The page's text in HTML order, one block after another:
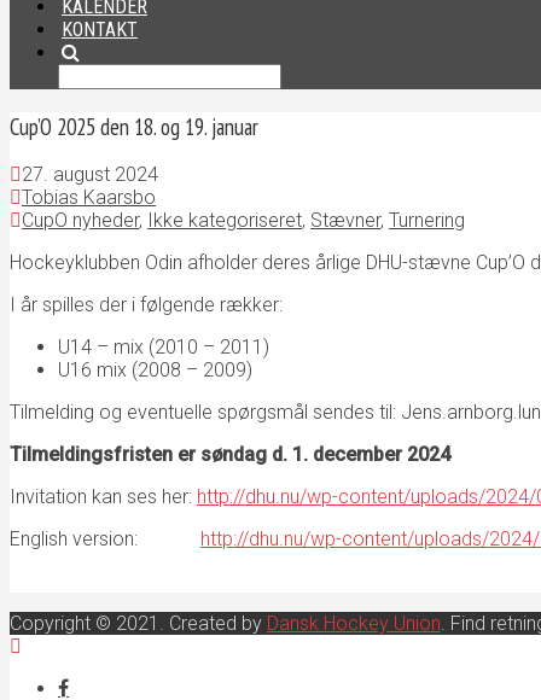
KALENDER
KONTAKT
Cup’O 2025 den 18. og 19. januar
27. august 2024
Tobias Kaarsbo
CupO nyheder, Ikke kategoriseret, Stævner, Turnering
Hockeyklubben Odin afholder deres årlige DHU-stævne
I år spilles der i følgende rækker:
U14 – mix (2010 – 2011)
U16 mix (2008 – 2009)
Tilmelding og eventuelle spørgsmål sendes til:
Tilmeldingsfristen er søndag d. 1. december 2024
Invitation kan ses her: http://dhu.nu/wp-content/uploads/
English version:
http://dhu.nu/wp-content/uploads/
Copyright © 2021. Created by Dansk Hockey Union. Find